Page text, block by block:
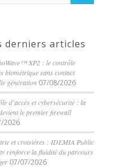
derniers articles
XP2 : le contrôle
biométrique sans contact
génération 07/08/2026
d’accès et cybersécurité : la
le premier firewall
2026
et croisières : IDEMIA Public
renforce la fluidité du parcours
07/07/2026